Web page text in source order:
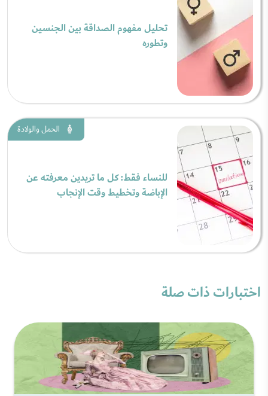
تحليل مفهوم الصداقة بين الجنسين
وتطوره
الحمل والولادة
للنساء فقط: كل ما تريدين معرفته عن
الإباضة وتخطيط وقت الإنجاب
اختبارات ذات صلة